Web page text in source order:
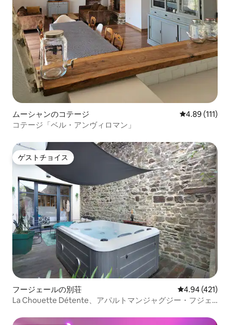
ムーシャンのコテージ レビュー111
4.89 (111)
コテージ「ベル・アンヴィロマン」
ゲストチョイス
ゲストチョイス
フージェールの別荘 レビュー421
4.94 (421)
La Chouette Détente、アパルトマンジャグジー・フジェ